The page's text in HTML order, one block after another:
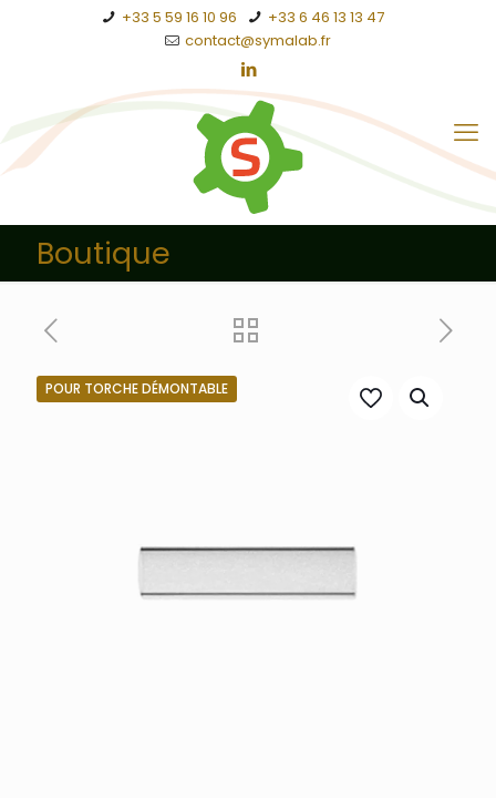
+33 5 59 16 10 96
+33 6 46 13 13 47
contact@symalab.fr
Boutique
POUR TORCHE DÉMONTABLE